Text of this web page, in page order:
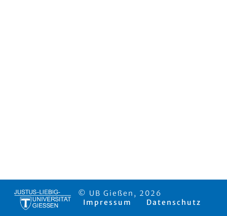
© UB Gießen, 2026
Impressum
Datenschutz